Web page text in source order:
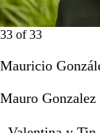
33 of33
Mauricio
Mauro Gonzalez